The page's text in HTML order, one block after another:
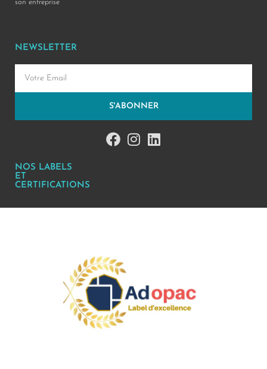
son entreprise
NEWSLETTER
S'ABONNER
NOS LABELS
ET
CERTIFICATIONS